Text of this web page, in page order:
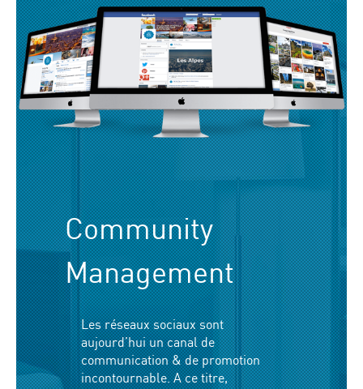
Community
Management
Les réseaux sociaux sont
aujourd’hui un canal de
communication & de promotion
incontournable. A ce titre,